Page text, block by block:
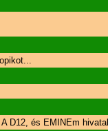
D12, és EMINEm